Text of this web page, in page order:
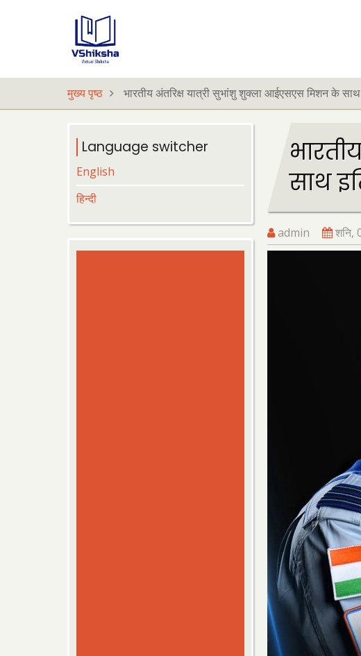
मुख्य पृष्ठ भारतीय अंतरिक्ष यात्री सुभांशु शुक्ला आईएसएस मिशन के
साथ
admin शनि,
Language switcher
English
हिन्दी